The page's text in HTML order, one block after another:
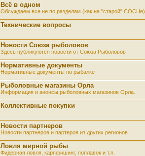
Всё в одном
Обсуждаем все не по разделам (как на "старой" СОСНе)
Технические вопросы
Новости Союза рыболовов
Здесь публикуются новости от Союза Рыболовов
Нормативные документы
Нормативные документы по рыбалке
Рыболовные магазины Орла
Информация и анонсы рыболовных магазинов Орла.
Коллективные покупки
Новости партнеров
Новости партнеров и партеров из других регионов
Ловля мирной рыбы
Фидерная ловля, карпфишинг, поплавок и т.п.